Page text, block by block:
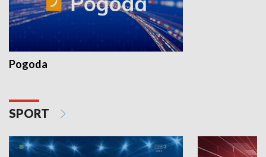
Pogoda
SPORT